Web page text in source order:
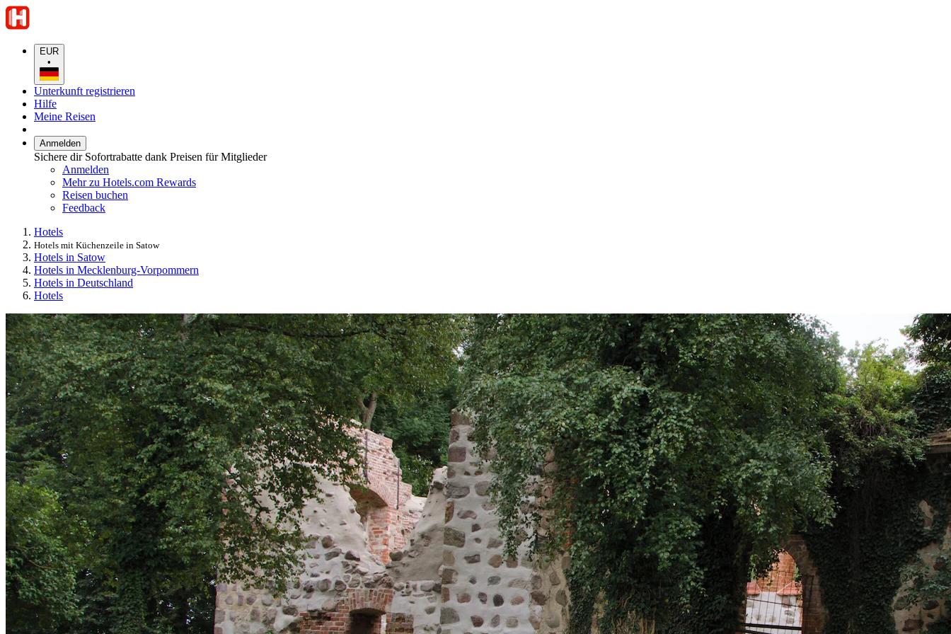
EUR
•
Unterkunft registrieren
Hilfe
Meine Reisen
Anmelden
Sichere dir Sofortrabatte dank Preisen für Mitglieder
Anmelden
Mehr zu Hotels.com Rewards
Reisen buchen
Feedback
Hotels
Hotels mit Küchenzeile in Satow
Hotels in Satow
Hotels in Mecklenburg-Vorpommern
Hotels in Deutschland
Hotels